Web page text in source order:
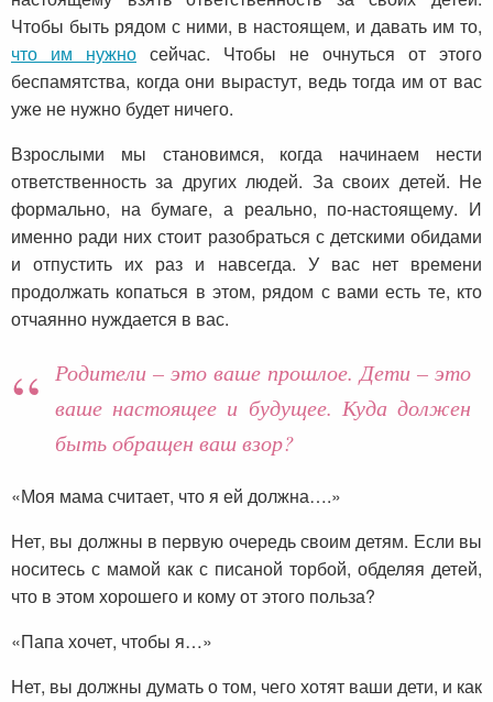
Чтобы быть рядом с ними, в настоящем, и давать им то,
что им нужно сейчас. Чтобы не очнуться от этого
беспамятства, когда они вырастут, ведь тогда им от вас
уже не нужно будет ничего.
Взрослыми мы становимся, когда начинаем нести
ответственность за других людей. За своих детей. Не
формально, на бумаге, а реально, по-настоящему. И
именно ради них стоит разобраться с детскими обидами
и отпустить их раз и навсегда. У вас нет времени
продолжать копаться в этом, рядом с вами есть те, кто
отчаянно нуждается в вас.
Родители – это ваше прошлое. Дети – это
ваше настоящее и будущее. Куда должен
быть обращен ваш взор?
«Моя мама считает, что я ей должна….»
Нет, вы должны в первую очередь своим детям. Если вы
носитесь с мамой как с писаной торбой, обделяя детей,
что в этом хорошего и кому от этого польза?
«Папа хочет, чтобы я…»
Нет, вы должны думать о том, чего хотят ваши дети, и как